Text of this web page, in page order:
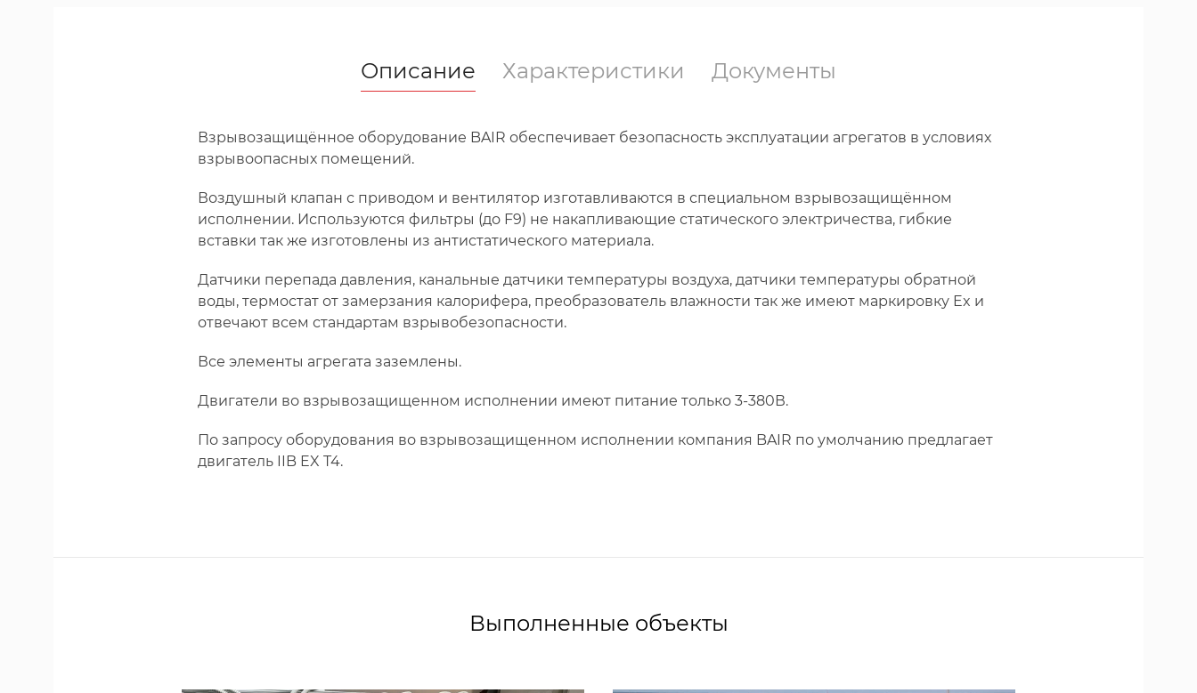
Описание Характеристики Документы
Взрывозащищённое оборудование BAIR обеспечивает безопасность эксплуатации агрегатов в условиях
взрывоопасных помещений.
Воздушный клапан с приводом и вентилятор изготавливаются в специальном взрывозащищённом
исполнении. Используются фильтры (до F9) не накапливающие статического электричества, гибкие
вставки так же изготовлены из антистатического материала.
Датчики перепада давления, канальные датчики температуры воздуха, датчики температуры обратной
воды, термостат от замерзания калорифера, преобразователь влажности так же имеют маркировку Ex и
отвечают всем стандартам взрывобезопасности.
Все элементы агрегата заземлены.
Двигатели во взрывозащищенном исполнении имеют питание только 3-380В.
По запросу оборудования во взрывозащищенном исполнении компания BAIR по умолчанию предлагает
двигатель IIB EX T4.
Выполненные объекты